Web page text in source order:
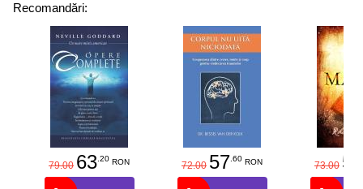
Recomandări:
79.00 63.20 RON 72.00 57.60 RON 73.00 58